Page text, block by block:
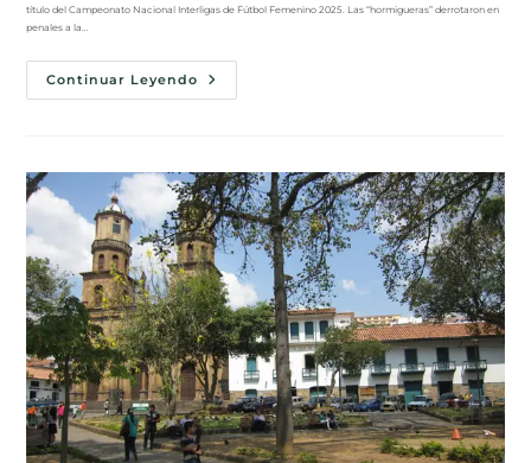
título del Campeonato Nacional Interligas de Fútbol Femenino 2025. Las “hormigueras” derrotaron en
penales a la…
Continuar Leyendo